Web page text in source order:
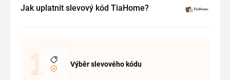
Jak uplatnit slevový kód TiaHome?
Výběr slevového kódu